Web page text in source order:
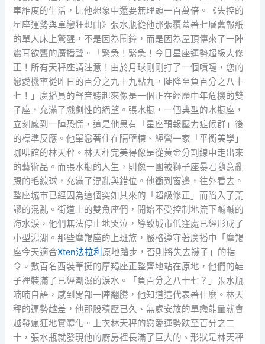
車維度的生活，比他想象中還要無理頭一百萬倍。《失控的
星座運勢與單戀狂想曲》張水瓶從他那張覆蓋著七層舊報紙
的單人床上驚醒，不是因為鬧鐘，而是因為屋頂傳來了一陣
震耳欲聾的廣播聲。「緊急！緊急！今日星座運勢超級大修
正！所有天秤座請注意！由於月球剛剛打了一個噴嚏，您的
戀愛機率從昨日的百分之九十九點九，陡降至負百分之八十
七！」廣播員的聲音聽起來像是一個正在經歷中年危機的雙
子座，充滿了戲劇性的絕望。張水瓶，一個典型的水瓶座，
立刻感到一陣恐慌，這是他患有「星座預報壓力症候群」後
的標準反應。他單戀著住在隔壁棟、經營一家「平衡美學」
咖啡館的林天秤。林天秤完美得像是從黃金分割線中走出來
的藝術品。而張水瓶的人生，則像一團被獅子座暴君隨意亂
踢的毛線球，充滿了混亂與錯位。他衝到窗邊，往外看去。
整座城市已經因為這個突如其來的「超級修正」而陷入了荒
謬的混亂。街道上的雙魚座們，開始不受控制地流下鹹鹹的
海水淚，他們無法停止地哭泣，導致城市低窪處已經形成了
小型潟湖。那些摩羯座的上班族，嚴格遵守著廣播中「摩羯
座今天適合Xten法拉利 原地踏步，否則將失去襪子」的指
令。數百名西裝筆挺的摩羯座正整齊地站在原地，他們的鞋
子裡裝滿了已經潮濕的淚水。「負百分之八十七？」張水瓶
喃喃自語，感到胃部一陣翻騰，他知道這代表著什麼。林天
秤的運勢越差，他那股積壓已久、無處安放的單戀能量就會
越發瘋狂地實體化。上次林天秤的戀愛運勢跌至百分之二
十，張水瓶就發現他的廚房裡長滿了巨大的、形狀是林天秤